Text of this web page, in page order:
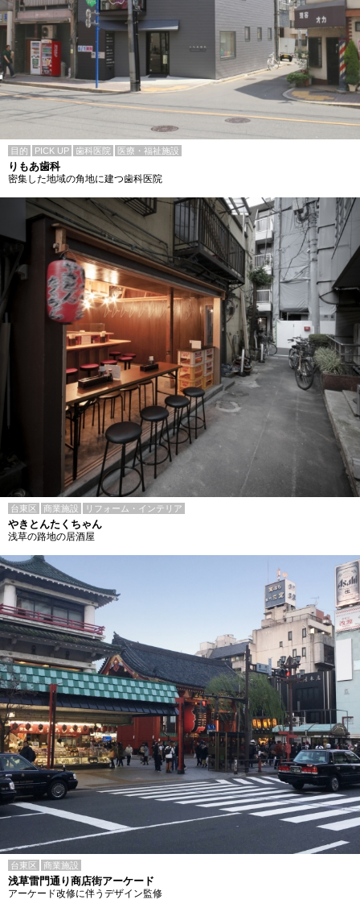
目的 PICK UP 歯科医院 医療・福祉施設
りもあ歯科
密集した地域の角地に建つ歯科医院
台東区 商業施設 リフォーム・インテリア
やきとんたくちゃん
浅草の路地の居酒屋
台東区 商業施設
浅草雷門通り商店街アーケード
アーケード改修に伴うデザイン監修